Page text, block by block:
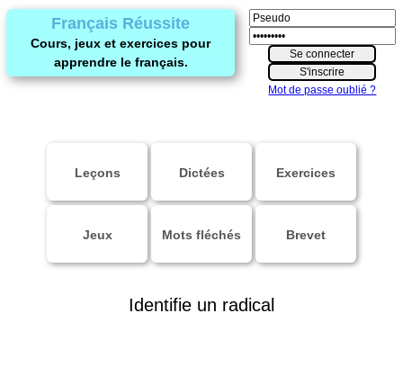
Français Réussite
Cours, jeux et exercices pour
apprendre le français.
Mot de passe oublié ?
Leçons Dictées Exercices
Jeux Mots fléchés Brevet
Identifie un radical